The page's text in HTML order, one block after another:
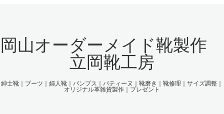
岡山オーダーメイド靴製作
立岡靴工房
紳士靴｜ブーツ｜婦人靴｜パンプス｜パティーヌ｜靴磨き｜靴修理｜サイズ調整｜
オリジナル革雑貨製作｜プレゼント